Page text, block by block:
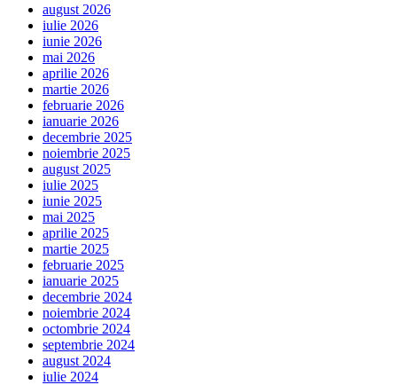
august 2026
iulie 2026
iunie 2026
mai 2026
aprilie 2026
martie 2026
februarie 2026
ianuarie 2026
decembrie 2025
noiembrie 2025
august 2025
iulie 2025
iunie 2025
mai 2025
aprilie 2025
martie 2025
februarie 2025
ianuarie 2025
decembrie 2024
noiembrie 2024
octombrie 2024
septembrie 2024
august 2024
iulie 2024